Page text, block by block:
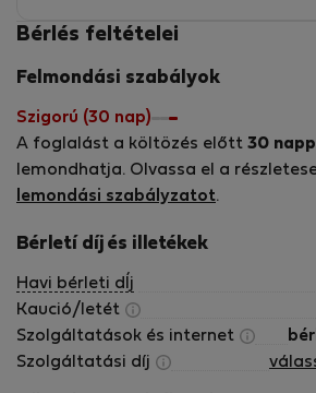
Bérlés feltételei
Felmondási szabályok
Szigorú (30 nap)
A foglalást a költözés előtt 30
lemondhatja. Olvassa el a
lemondási szabályzatot.
Bérletí díj és illetékek
Havi bérleti dÍj
Kaució/letét
Szolgáltatások és internet
Szolgáltatási díj